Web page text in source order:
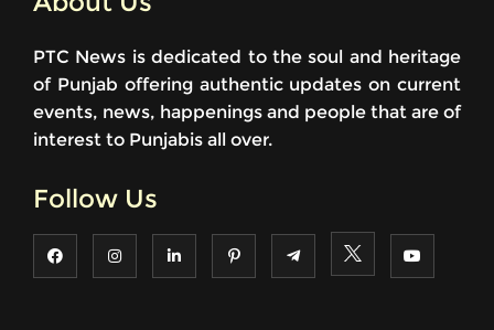
PTC News is dedicated to the soul and heritage
of Punjab offering authentic updates on current
events, news, happenings and people that are of
interest to Punjabis all over.
Follow Us